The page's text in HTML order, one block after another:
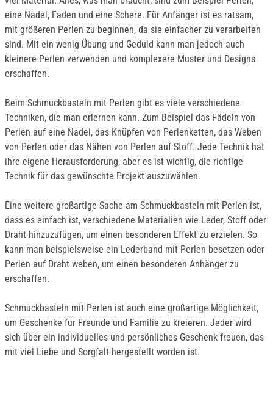
eine Nadel, Faden und eine Schere. Für Anfänger ist es ratsam,
mit größeren Perlen zu beginnen, da sie einfacher zu verarbeiten
sind. Mit ein wenig Übung und Geduld kann man jedoch auch
kleinere Perlen verwenden und komplexere Muster und Designs
erschaffen.
Beim Schmuckbasteln mit Perlen gibt es viele verschiedene
Techniken, die man erlernen kann. Zum Beispiel das Fädeln von
Perlen auf eine Nadel, das Knüpfen von Perlenketten, das Weben
von Perlen oder das Nähen von Perlen auf Stoff. Jede Technik hat
ihre eigene Herausforderung, aber es ist wichtig, die richtige
Technik für das gewünschte Projekt auszuwählen.
Eine weitere großartige Sache am Schmuckbasteln mit Perlen ist,
dass es einfach ist, verschiedene Materialien wie Leder, Stoff oder
Draht hinzuzufügen, um einen besonderen Effekt zu erzielen. So
kann man beispielsweise ein Lederband mit Perlen besetzen oder
Perlen auf Draht weben, um einen besonderen Anhänger zu
erschaffen.
Schmuckbasteln mit Perlen ist auch eine großartige Möglichkeit,
um Geschenke für Freunde und Familie zu kreieren. Jeder wird
sich über ein individuelles und persönliches Geschenk freuen, das
mit viel Liebe und Sorgfalt hergestellt worden ist.